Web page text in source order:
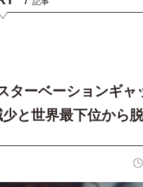
ターベーションギャ
と世界最下位から